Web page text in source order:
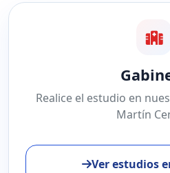
Realice el estudio en
Martín
Ver estudios